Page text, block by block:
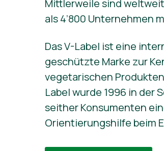
Mittlerweile sind
als 4’800 Unternehmen
Das V-Label ist eine
geschützte Marke zur
vegetarischen
Label wurde 1996 in der
seither Konsumenten
Orientierungshilfe beim